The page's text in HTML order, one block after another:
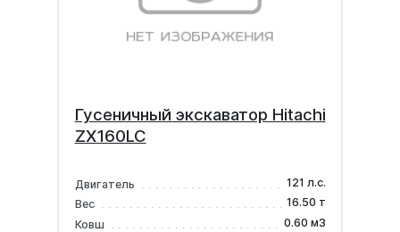
Гусеничный экскаватор Hitachi
ZX160LC
Двигатель
121 л.с.
Вес
16.50 т
Ковш
0.60 м3